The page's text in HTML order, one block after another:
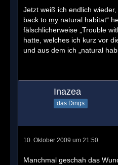
Jetzt weiß ich endlich
back to my natural habitat“
fälschlicherweise „Trouble
hatte, welches ich kurz vor
und aus dem ich „natural
Inazea
das Dings
10. Oktober 2009 um 21:50
Manchmal geschah das